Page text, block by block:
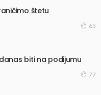
štetu
65
biti na podijumu
77